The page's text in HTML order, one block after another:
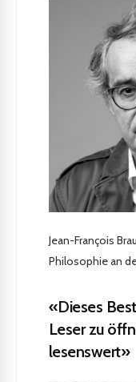
Jean-François
Philosophie an
«Dieses
Leser zu
lesenswert»